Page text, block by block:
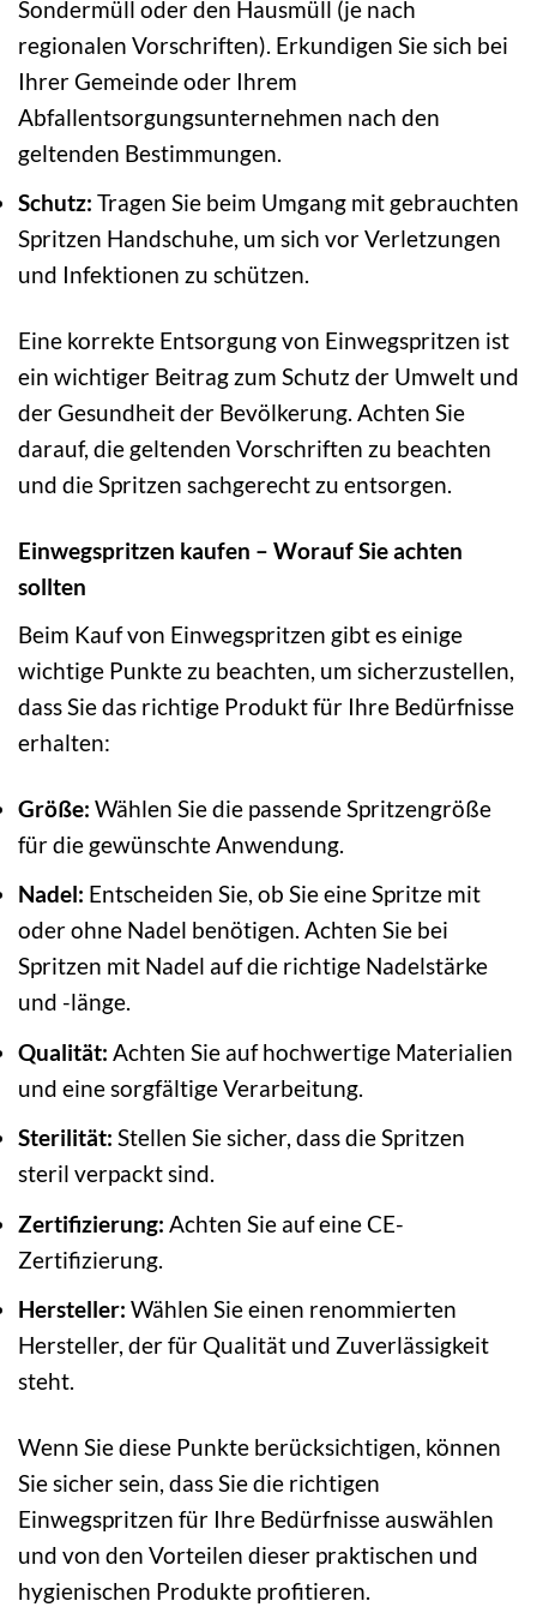
Sondermüll oder den Hausmüll (je nach
regionalen Vorschriften). Erkundigen Sie sich bei
Ihrer Gemeinde oder Ihrem
Abfallentsorgungsunternehmen nach den
geltenden Bestimmungen.
Schutz: Tragen Sie beim Umgang mit gebrauchten
Spritzen Handschuhe, um sich vor Verletzungen
und Infektionen zu schützen.
Eine korrekte Entsorgung von Einwegspritzen ist
ein wichtiger Beitrag zum Schutz der Umwelt und
der Gesundheit der Bevölkerung. Achten Sie
darauf, die geltenden Vorschriften zu beachten
und die Spritzen sachgerecht zu entsorgen.
Einwegspritzen kaufen – Worauf Sie achten
sollten
Beim Kauf von Einwegspritzen gibt es einige
wichtige Punkte zu beachten, um sicherzustellen,
dass Sie das richtige Produkt für Ihre Bedürfnisse
erhalten:
Größe: Wählen Sie die passende Spritzengröße
für die gewünschte Anwendung.
Nadel: Entscheiden Sie, ob Sie eine Spritze mit
oder ohne Nadel benötigen. Achten Sie bei
Spritzen mit Nadel auf die richtige Nadelstärke
und -länge.
Qualität: Achten Sie auf hochwertige Materialien
und eine sorgfältige Verarbeitung.
Sterilität: Stellen Sie sicher, dass die Spritzen
steril verpackt sind.
Zertifizierung: Achten Sie auf eine CE-
Zertifizierung.
Hersteller: Wählen Sie einen renommierten
Hersteller, der für Qualität und Zuverlässigkeit
steht.
Wenn Sie diese Punkte berücksichtigen, können
Sie sicher sein, dass Sie die richtigen
Einwegspritzen für Ihre Bedürfnisse auswählen
und von den Vorteilen dieser praktischen und
hygienischen Produkte profitieren.